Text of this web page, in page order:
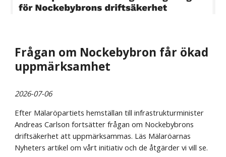
Frågan om Nockebybron får ökad
uppmärksamhet
2026-07-06
Efter Mälaröpartiets hemställan till infrastrukturminister
Andreas Carlson fortsätter frågan om Nockebybrons
driftsäkerhet att uppmärksammas. Läs Mälaröarnas
Nyheters artikel om vårt initiativ och de åtgärder vi vill se.